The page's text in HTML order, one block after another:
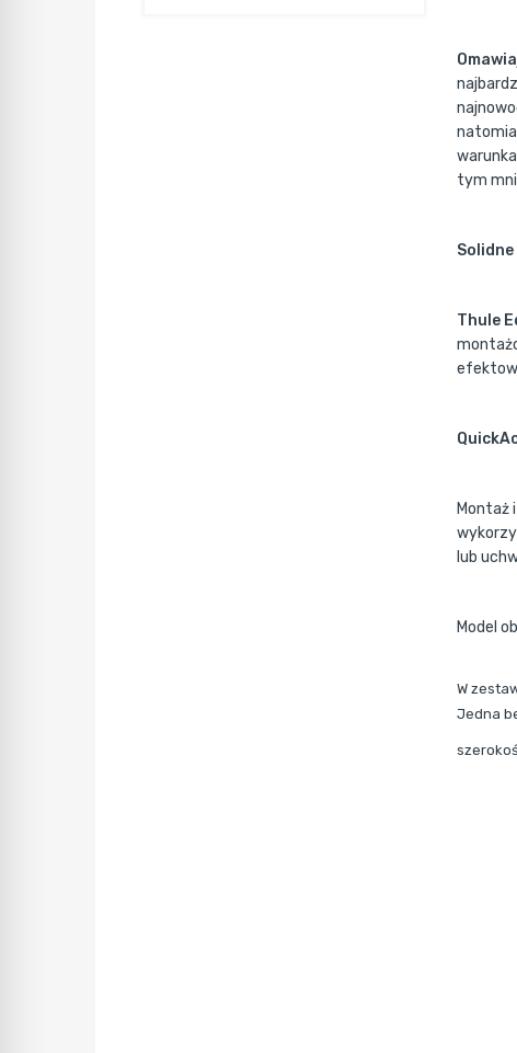
tym
Thule
Montaż
lub
Model
W
Jedna